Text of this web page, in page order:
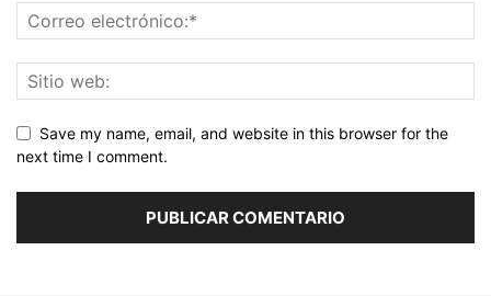
Save my name, email, and website in this browser for the
next time I comment.